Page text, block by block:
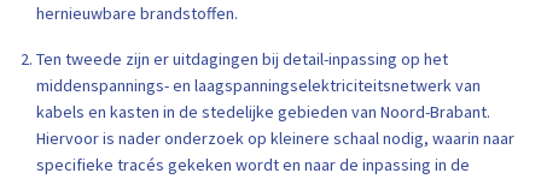
hernieuwbare brandstoffen.
Ten tweede zijn er uitdagingen bij detail-inpassing op het
middenspannings- en laagspanningselektriciteitsnetwerk van
kabels en kasten in de stedelijke gebieden van Noord-Brabant.
Hiervoor is nader onderzoek op kleinere schaal nodig, waarin naar
specifieke tracés gekeken wordt en naar de inpassing in de